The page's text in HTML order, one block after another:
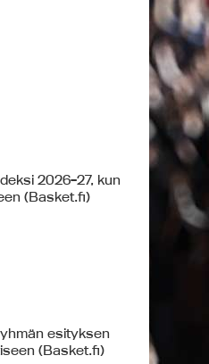
2026–27, kun
(Basket.fi)
esityksen
(Basket.fi)